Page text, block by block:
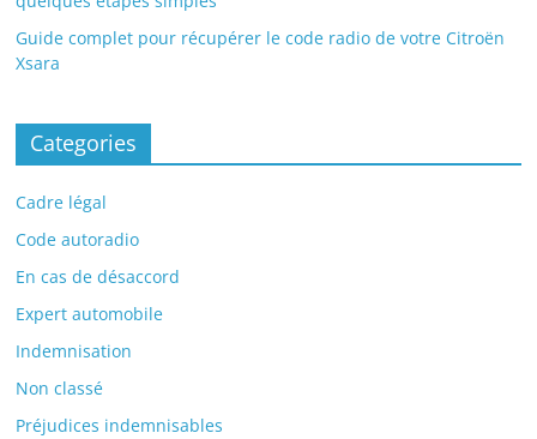
Guide complet pour récupérer le code radio de votre Citroën
Xsara
Categories
Cadre légal
Code autoradio
En cas de désaccord
Expert automobile
Indemnisation
Non classé
Préjudices indemnisables